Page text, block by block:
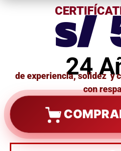
s/
24
de experiencia, solidez y
con